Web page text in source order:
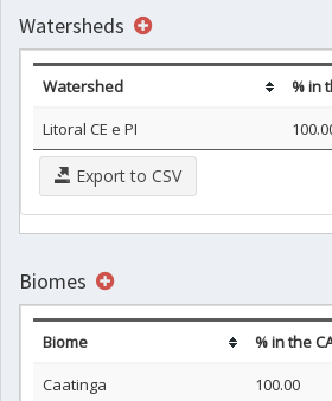
Watersheds
Watershed
% in
Litoral CE e PI
Export to CSV
Biomes
Biome
% in the
Caatinga
100.00